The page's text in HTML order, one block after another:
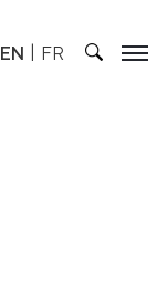
FR
EN